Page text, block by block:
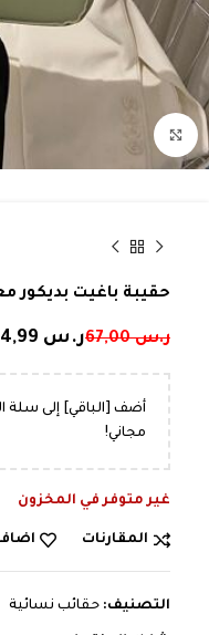
حقيبة باغيت بديكور
ر.س67,00 ر.س
أضف [الباقي] إلى
مجاني!
غير متوفر في المخزون
المقارنات
التصنيف: حقائب نسائية